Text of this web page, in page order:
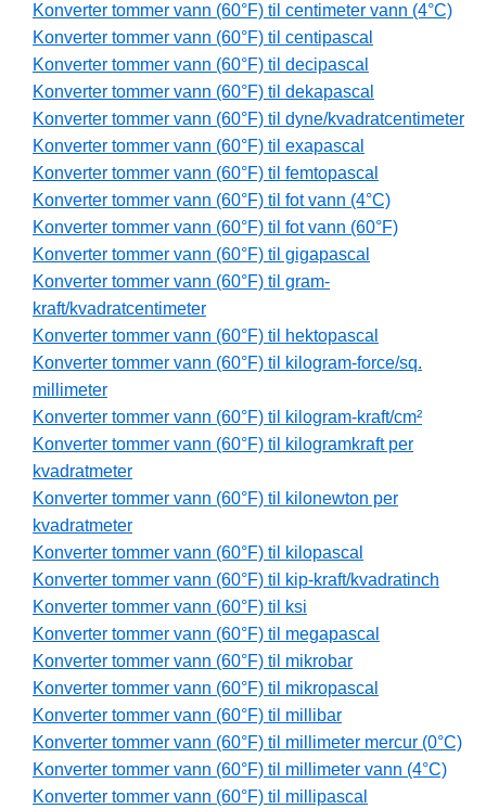
Konverter tommer vann (60°F) til centimeter vann (4°C)
Konverter tommer vann (60°F) til centipascal
Konverter tommer vann (60°F) til decipascal
Konverter tommer vann (60°F) til dekapascal
Konverter tommer vann (60°F) til dyne/kvadratcentimeter
Konverter tommer vann (60°F) til exapascal
Konverter tommer vann (60°F) til femtopascal
Konverter tommer vann (60°F) til fot vann (4°C)
Konverter tommer vann (60°F) til fot vann (60°F)
Konverter tommer vann (60°F) til gigapascal
Konverter tommer vann (60°F) til gram-
kraft/kvadratcentimeter
Konverter tommer vann (60°F) til hektopascal
Konverter tommer vann (60°F) til kilogram-force/sq.
millimeter
Konverter tommer vann (60°F) til kilogram-kraft/cm²
Konverter tommer vann (60°F) til kilogramkraft per
kvadratmeter
Konverter tommer vann (60°F) til kilonewton per
kvadratmeter
Konverter tommer vann (60°F) til kilopascal
Konverter tommer vann (60°F) til kip-kraft/kvadratinch
Konverter tommer vann (60°F) til ksi
Konverter tommer vann (60°F) til megapascal
Konverter tommer vann (60°F) til mikrobar
Konverter tommer vann (60°F) til mikropascal
Konverter tommer vann (60°F) til millibar
Konverter tommer vann (60°F) til millimeter mercur (0°C)
Konverter tommer vann (60°F) til millimeter vann (4°C)
Konverter tommer vann (60°F) til millipascal